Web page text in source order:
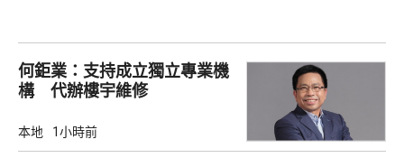
何鉅業：支持成立獨立專業機
構 代辦樓宇維修
本地 1小時前